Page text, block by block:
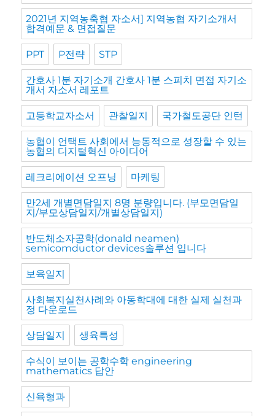
2021년 지역농축협 자소서] 지역농협 자기소개서
합격예문 & 면접질문
PPT P전략 STP
간호사 1분 자기소개 간호사 1분 스피치 면접 자기소
개서 자소서 레포트
고등학교자소서 관찰일지 국가철도공단 인턴
농협이 언택트 사회에서 능동적으로 성장할 수 있는
농협의 디지털혁신 아이디어
레크리에이션 오프닝 마케팅
만2세 개별면담일지 8명 분량입니다. (부모면담일
지/부모상담일지/개별상담일지)
반도체소자공학(donald neamen)
semicomductor devices솔루션 입니다
보육일지
사회복지실천사례와 아동학대에 대한 실제 실천과
정 다운로드
상담일지 생육특성
수식이 보이는 공학수학 engineering
mathematics 답안
신육형과